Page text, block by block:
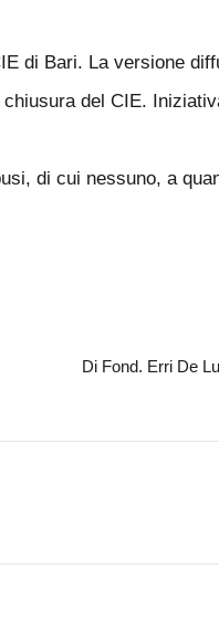
di Bari. La versione
del CIE.
di cui nessuno, a
Di Fond. Erri De